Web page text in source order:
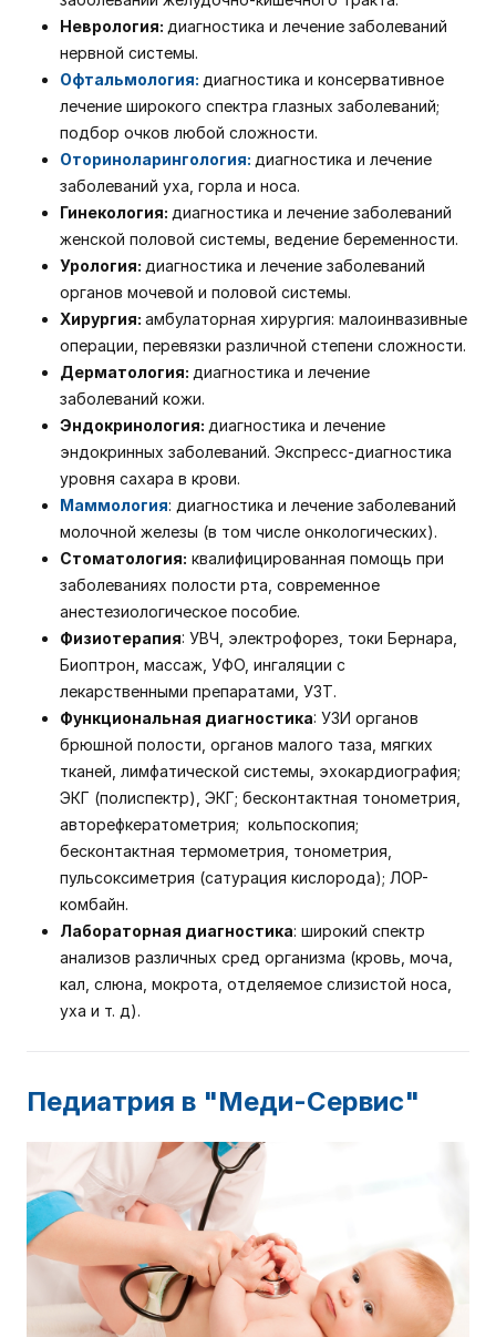
Неврология: диагностика и лечение заболеваний
нервной системы.
Офтальмология: диагностика и консервативное
лечение широкого спектра глазных заболеваний;
подбор очков любой сложности.
Оториноларингология: диагностика и лечение
заболеваний уха, горла и носа.
Гинекология: диагностика и лечение заболеваний
женской половой системы, ведение беременности.
Урология: диагностика и лечение заболеваний
органов мочевой и половой системы.
Хирургия: амбулаторная хирургия: малоинвазивные
операции, перевязки различной степени сложности.
Дерматология: диагностика и лечение
заболеваний кожи.
Эндокринология: диагностика и лечение
эндокринных заболеваний. Экспресс-диагностика
уровня сахара в крови.
Маммология: диагностика и лечение заболеваний
молочной железы (в том числе онкологических).
Стоматология: квалифицированная помощь при
заболеваниях полости рта, современное
анестезиологическое пособие.
Физиотерапия: УВЧ, электрофорез, токи Бернара,
Биоптрон, массаж, УФО, ингаляции с
лекарственными препаратами, УЗТ.
Функциональная диагностика: УЗИ органов
брюшной полости, органов малого таза, мягких
тканей, лимфатической системы, эхокардиография;
ЭКГ (полиспектр), ЭКГ; бесконтактная тонометрия,
авторефкератометрия; кольпоскопия;
бесконтактная термометрия, тонометрия,
пульсоксиметрия (сатурация кислорода); ЛОР-
комбайн.
Лабораторная диагностика: широкий спектр
анализов различных сред организма (кровь, моча,
кал, слюна, мокрота, отделяемое слизистой носа,
уха и т. д).
Педиатрия в "Меди-Сервис"